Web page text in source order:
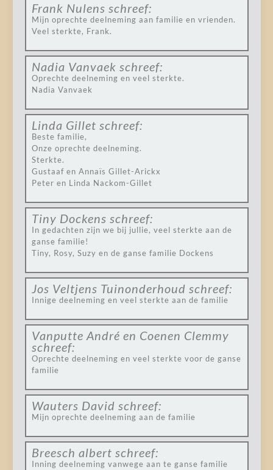
Frank Nulens schreef:
Mijn oprechte deelneming aan familie en vrienden.
Veel sterkte, Frank.
Nadia Vanvaek schreef:
Oprechte deelneming en veel sterkte.
Nadia Vanvaek
Linda Gillet schreef:
Beste familie,
Onze oprechte deelneming.
Sterkte.
Gustaaf en Annaïs Gillet-Arickx
Peter en Linda Nackom-Gillet
Tiny Dockens schreef:
In gedachten zijn we bij jullie, veel sterkte aan de
ganse familie!
Tiny, Rosy, Suzy en de ganse familie Dockens
Jos Veltjens Tuinonderhoud schreef:
Innige deelneming en veel sterkte aan de familie
Vanputte André en Coenen Clemmy
schreef:
Oprechte deelneming en veel sterkte voor de ganse
familie
Wauters David schreef:
Mijn oprechte deelneming aan de familie
Breesch albert schreef:
Inning deelneming vanwege aan te ganse familie